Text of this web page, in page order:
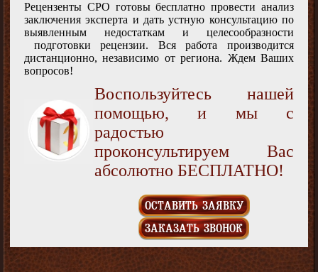
Рецензенты СРО готовы бесплатно провести анализ
заключения эксперта и дать устную консультацию по
выявленным недостаткам и целесообразности
подготовки рецензии. Вся работа производится
дистанционно, независимо от региона. Ждем Ваших
вопросов!
Воспользуйтесь нашей
помощью, и мы с
радостью
проконсультируем Вас
абсолютно БЕСПЛАТНО!
ОСТАВИТЬ ЗАЯВКУ
ЗАКАЗАТЬ ЗВОНОК